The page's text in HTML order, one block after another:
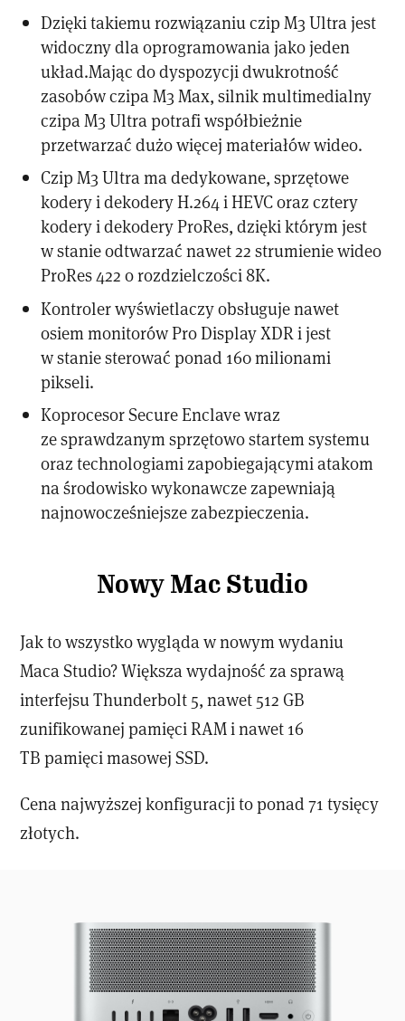
Dzięki takiemu rozwiązaniu czip M3 Ultra jest
widoczny dla oprogramowania jako jeden
układ.Mając do dyspozycji dwukrotność
zasobów czipa M3 Max, silnik multimedialny
czipa M3 Ultra potrafi współbieżnie
przetwarzać dużo więcej materiałów wideo.
Czip M3 Ultra ma dedykowane, sprzętowe
kodery i dekodery H.264 i HEVC oraz cztery
kodery i dekodery ProRes, dzięki którym jest
w stanie odtwarzać nawet 22 strumienie wideo
ProRes 422 o rozdzielczości 8K.
Kontroler wyświetlaczy obsługuje nawet
osiem monitorów Pro Display XDR i jest
w stanie sterować ponad 160 milionami
pikseli.
Koprocesor Secure Enclave wraz
ze sprawdzanym sprzętowo startem systemu
oraz technologiami zapobiegającymi atakom
na środowisko wykonawcze zapewniają
najnowocześniejsze zabezpieczenia.
Nowy Mac Studio
Jak to wszystko wygląda w nowym wydaniu
Maca Studio? Większa wydajność za sprawą
interfejsu Thunderbolt 5, nawet 512 GB
zunifikowanej pamięci RAM i nawet 16
TB pamięci masowej SSD.
Cena najwyższej konfiguracji to ponad 71 tysięcy
złotych.